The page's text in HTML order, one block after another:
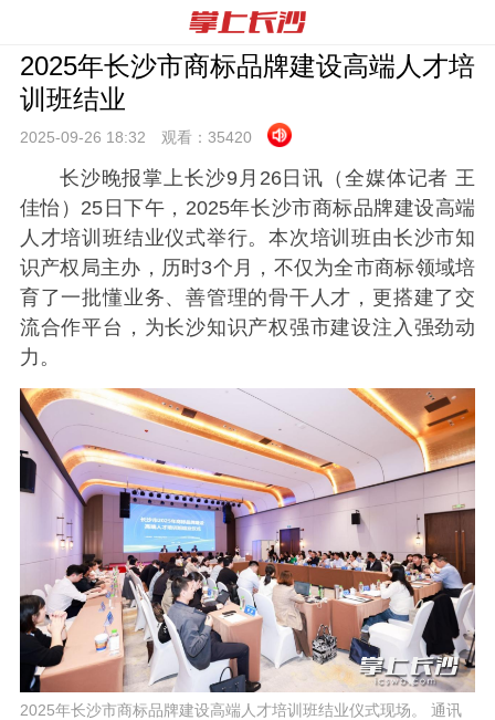
2025年长沙市商标品牌建设高端人才培
训班结业
2025-09-26 18:32 观看： 35420
长沙晚报掌上长沙9月26日讯（全媒体记者 王
佳怡）25日下午，2025年长沙市商标品牌建设高端
人才培训班结业仪式举行。本次培训班由长沙市知
识产权局主办，历时3个月，不仅为全市商标领域培
育了一批懂业务、善管理的骨干人才，更搭建了交
流合作平台，为长沙知识产权强市建设注入强劲动
力。
2025年长沙市商标品牌建设高端人才培训班结业仪式现场。 通讯